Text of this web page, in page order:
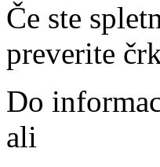
Če ste
preverite
Do
ali